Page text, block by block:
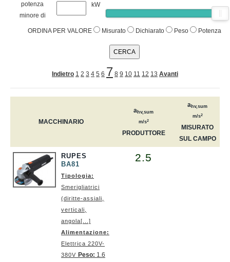
potenza
minore di
kW
ORDINA PER VALORE Misurato Dichiarato Peso Potenza
Indietro 1 2 3 4 5 6 7 8 9 10 11 12 13 Avanti
MACCHINARIO
ahv,sum
m/s2
PRODUTTORE
ahv,sum
m/s2
MISURATO
SUL CAMPO
RUPES
BA81
Tipologia:
Smerigliatrici
(diritte-assiali,
verticali,
angola[...]
Alimentazione:
Elettrica 220V-
380V Peso: 1.6
2.5